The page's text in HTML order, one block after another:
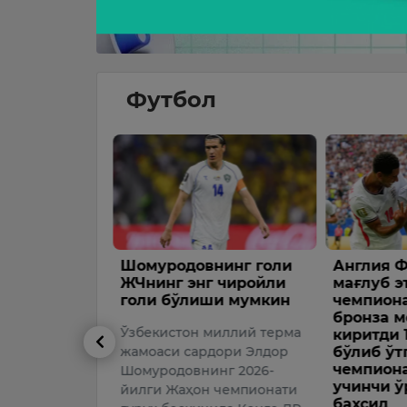
Футбол
Англия Францияни
мағлуб этиб, Жаҳон
чемпионатининг
киритди 19 июль куни
бўлиб ўтган Жаҳон
чемпионатининг
учинчи ўрин учун
баҳсид
иккинчи
чиқди
2026-
финалида